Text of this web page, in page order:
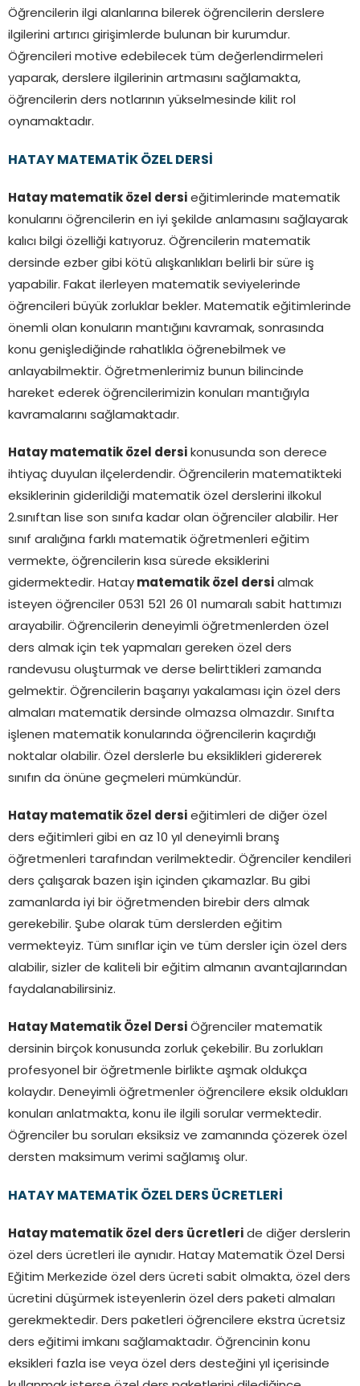
Öğrencilerin ilgi alanlarına bilerek öğrencilerin derslere
ilgilerini artırıcı girişimlerde bulunan bir kurumdur.
Öğrencileri motive edebilecek tüm değerlendirmeleri
yaparak, derslere ilgilerinin artmasını sağlamakta,
öğrencilerin ders notlarının yükselmesinde kilit rol
oynamaktadır.
HATAY MATEMATİK ÖZEL DERSİ
Hatay matematik özel dersi eğitimlerinde matematik
konularını öğrencilerin en iyi şekilde anlamasını sağlayarak
kalıcı bilgi özelliği katıyoruz. Öğrencilerin matematik
dersinde ezber gibi kötü alışkanlıkları belirli bir süre iş
yapabilir. Fakat ilerleyen matematik seviyelerinde
öğrencileri büyük zorluklar bekler. Matematik eğitimlerinde
önemli olan konuların mantığını kavramak, sonrasında
konu genişlediğinde rahatlıkla öğrenebilmek ve
anlayabilmektir. Öğretmenlerimiz bunun bilincinde
hareket ederek öğrencilerimizin konuları mantığıyla
kavramalarını sağlamaktadır.
Hatay matematik özel dersi konusunda son derece
ihtiyaç duyulan ilçelerdendir. Öğrencilerin matematikteki
eksiklerinin giderildiği matematik özel derslerini ilkokul
2.sınıftan lise son sınıfa kadar olan öğrenciler alabilir. Her
sınıf aralığına farklı matematik öğretmenleri eğitim
vermekte, öğrencilerin kısa sürede eksiklerini
gidermektedir. Hatay matematik özel dersi almak
isteyen öğrenciler 0531 521 26 01 numaralı sabit hattımızı
arayabilir. Öğrencilerin deneyimli öğretmenlerden özel
ders almak için tek yapmaları gereken özel ders
randevusu oluşturmak ve derse belirttikleri zamanda
gelmektir. Öğrencilerin başarıyı yakalaması için özel ders
almaları matematik dersinde olmazsa olmazdır. Sınıfta
işlenen matematik konularında öğrencilerin kaçırdığı
noktalar olabilir. Özel derslerle bu eksiklikleri gidererek
sınıfın da önüne geçmeleri mümkündür.
Hatay matematik özel dersi eğitimleri de diğer özel
ders eğitimleri gibi en az 10 yıl deneyimli branş
öğretmenleri tarafından verilmektedir. Öğrenciler kendileri
ders çalışarak bazen işin içinden çıkamazlar. Bu gibi
zamanlarda iyi bir öğretmenden birebir ders almak
gerekebilir. Şube olarak tüm derslerden eğitim
vermekteyiz. Tüm sınıflar için ve tüm dersler için özel ders
alabilir, sizler de kaliteli bir eğitim almanın avantajlarından
faydalanabilirsiniz.
Hatay Matematik Özel Dersi Öğrenciler matematik
dersinin birçok konusunda zorluk çekebilir. Bu zorlukları
profesyonel bir öğretmenle birlikte aşmak oldukça
kolaydır. Deneyimli öğretmenler öğrencilere eksik oldukları
konuları anlatmakta, konu ile ilgili sorular vermektedir.
Öğrenciler bu soruları eksiksiz ve zamanında çözerek özel
dersten maksimum verimi sağlamış olur.
HATAY MATEMATİK ÖZEL DERS ÜCRETLERİ
Hatay matematik özel ders ücretleri de diğer derslerin
özel ders ücretleri ile aynıdır. Hatay Matematik Özel Dersi
Eğitim Merkezide özel ders ücreti sabit olmakta, özel ders
ücretini düşürmek isteyenlerin özel ders paketi almaları
gerekmektedir. Ders paketleri öğrencilere ekstra ücretsiz
ders eğitimi imkanı sağlamaktadır. Öğrencinin konu
eksikleri fazla ise veya özel ders desteğini yıl içerisinde